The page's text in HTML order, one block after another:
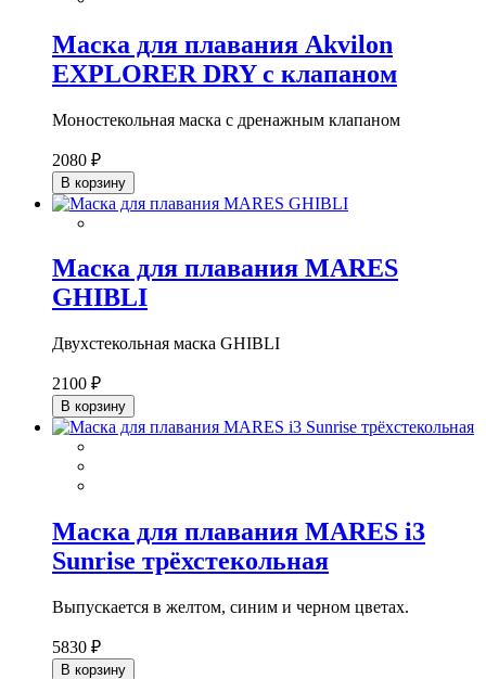
Маска для плавания Akvilon
EXPLORER DRY с клапаном
Моностекольная маска с дренажным клапаном
2080 ₽
В корзину
Маска для плавания MARES
GHIBLI
Двухстекольная маска GHIBLI
2100 ₽
В корзину
Маска для плавания MARES i3
Sunrise трёхстекольная
Выпускается в желтом, синим и черном цветах.
5830 ₽
В корзину